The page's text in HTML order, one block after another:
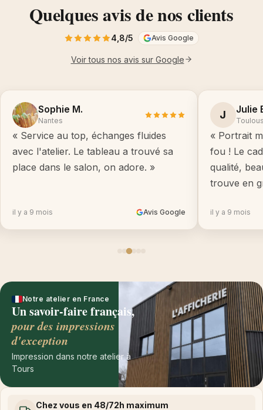
Quelques avis de nos clients
4,8/5 Avis Google
Voir tous nos avis sur Google
Sophie M.
Nantes
« Service au top, échanges fluides
avec l'atelier. Le tableau a trouvé sa
place dans le salon, on adore. »
il y a 9 mois Avis Google
J Julie
« Portrait
fou ! Le
qualité,
trouve en
il y a 9 mois
Notre atelier en France
Un savoir-faire français,
pour des impressions
d'exception
Impression dans notre atelier à
Tours
Chez vous en 48/72h maximum